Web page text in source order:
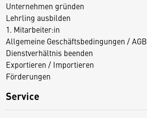
Unternehmen gründen
Lehrling ausbilden
1. Mitarbeiter:in
Allgemeine Geschäftsbedingungen / AGB
Dienstverhältnis beenden
Exportieren / Importieren
Förderungen
Service